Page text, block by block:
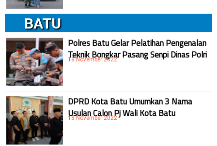
BATU
Polres Batu Gelar Pelatihan Pengenalan
Teknik Bongkar Pasang Senpi Dinas Polri
18 November 2022
DPRD Kota Batu Umumkan 3 Nama
Usulan Calon Pj Wali Kota Batu
18 November 2022